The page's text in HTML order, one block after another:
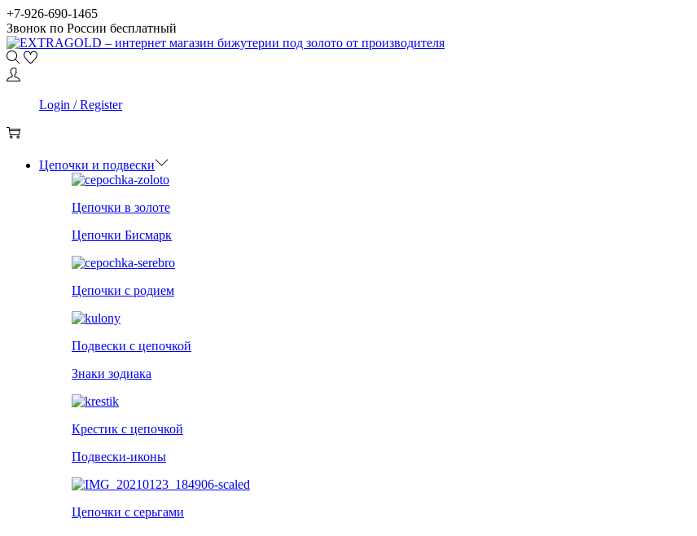
Skip
to
navigation
Skip
to
content
+7-926-690-1465
Звонок по России бесплатный
Login / Register
Цепочки и подвески
Цепочки в золоте
Цепочки Бисмарк
Цепочки с родием
Подвески с цепочкой
Знаки зодиака
Крестик с цепочкой
Подвески-иконы
Цепочки с серьгами